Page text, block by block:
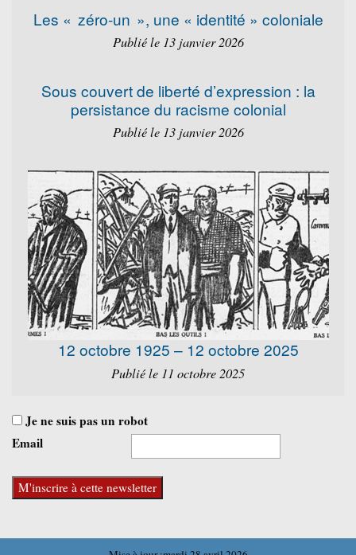
Les « zéro-un », une « identité » coloniale
Publié le 13 janvier 2026
Sous couvert de liberté d’expression : la
persistance du racisme colonial
Publié le 13 janvier 2026
12 octobre 1925 – 12 octobre 2025
Publié le 11 octobre 2025
Je ne suis pas un robot
Email